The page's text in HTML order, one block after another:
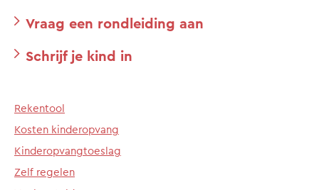
Vraag een rondleiding aan
Schrijf je kind in
Rekentool
Kosten kinderopvang
Kinderopvangtoeslag
Zelf regelen